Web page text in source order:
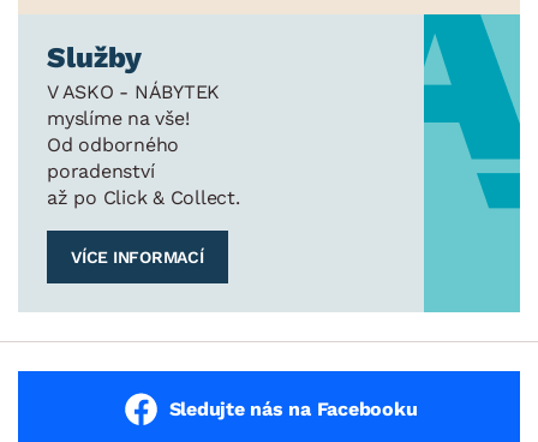
Služby
V ASKO - NÁBYTEK
myslíme na vše!
Od odborného
poradenství
až po Click & Collect.
VÍCE INFORMACÍ
Sledujte nás na Facebooku